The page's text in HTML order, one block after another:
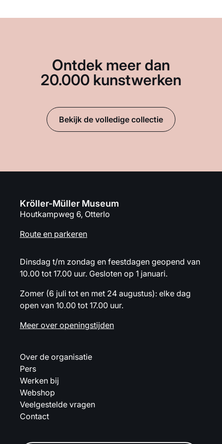
Ontdek meer dan
20.000 kunstwerken
Bekijk de volledige collectie
Kröller-Müller Museum
Houtkampweg 6, Otterlo
Route en parkeren
Dinsdag t/m zondag en feestdagen geopend van
10.00 tot 17.00 uur. Gesloten op 1 januari.
Zomer (6 juli tot en met 24 augustus): elke dag
open van 10.00 tot 17.00 uur.
Meer over openingstijden
Over de organisatie
Pers
Werken bij
Webshop
Veelgestelde vragen
Contact